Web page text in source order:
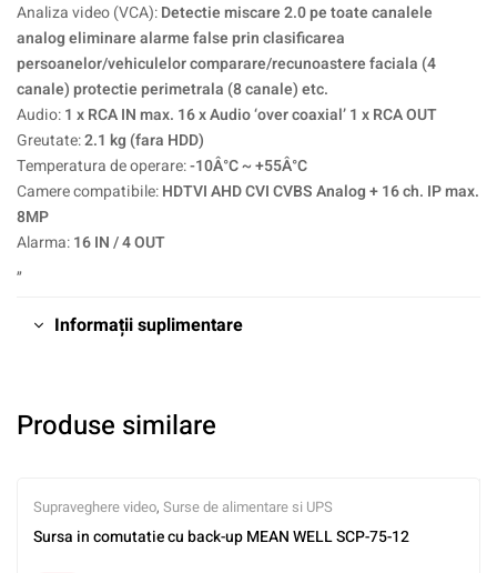
Analiza video (VCA):Detectie miscare 2.0 pe toate canalele
analog eliminare alarme false prin clasificarea
persoanelor/vehiculelor comparare/recunoastere faciala (4
canale) protectie perimetrala (8 canale) etc.
Audio:1 x RCA IN max. 16 x Audio ‘over coaxial’ 1 x RCA OUT
Greutate:2.1 kg (fara HDD)
Temperatura de operare:-10Â°C ~ +55Â°C
Camere compatibile:HDTVI AHD CVI CVBS Analog + 16 ch. IP max.
8MP
Alarma:16 IN / 4 OUT
„
Informații suplimentare
Produse similare
Supraveghere video, Surse de alimentare si UPS
Sursa in comutatie cu back-up MEAN WELL SCP-75-12